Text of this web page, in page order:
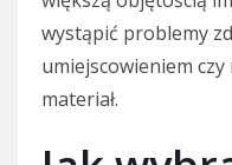
wystąpić problemy
umiejscowieniem
materiał.